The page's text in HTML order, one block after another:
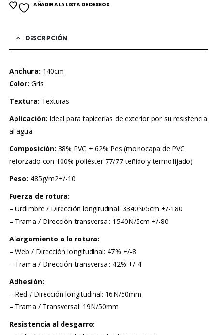
AÑADIR A LA LISTA DE DESEOS
DESCRIPCIÓN
Anchura: 140cm
Color: Gris
Textura: Texturas
Aplicación: Ideal para tapicerías de exterior por su resistencia
al agua
Composición: 38% PVC + 62% Pes (monocapa de PVC
reforzado con 100% poliéster 77/77 teñido y termofijado)
Peso: 485g/m2+/-10
Fuerza de rotura:
– Urdimbre / Dirección longitudinal: 3340N/5cm +/-180
– Trama / Dirección transversal: 1540N/5cm +/-80
Alargamiento a la rotura:
– Web / Dirección longitudinal: 47% +/-8
– Trama / Dirección transversal: 42% +/-4
Adhesión:
– Red / Dirección longitudinal: 16N/50mm
– Trama / Transversal: 19N/50mm
Resistencia al desgarro: